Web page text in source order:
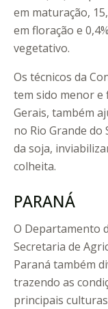
em maturação,
em floração e
vegetativo.
Os técnicos da
tem sido menor e
Gerais, também
no Rio Grande do
da soja,
colheita.
PARANÁ
O Departamento
Secretaria de
Paraná também
trazendo as
principais